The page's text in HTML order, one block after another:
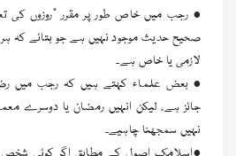
• رجب میں خاص طور پر مقرر “روزوں کی
صحیح حدیث موجود نہیں ہے جو بتائے
لازمی یا خاص ہے۔
• بعض علماء کہتے ہیں کہ رجب میں
جائز ہے، لیکن انہیں رمضان یا دوسرے
نہيں سمجھنا چاہیے۔